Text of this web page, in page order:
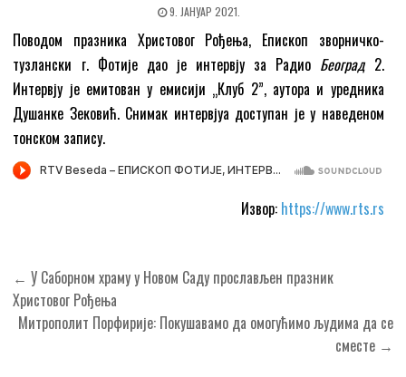
9. ЈАНУАР 2021.
Поводом празника Христовог Рођења, Епископ зворничко-
тузлански г. Фотије дао је интервју за Радио Београд2.
Интервју је емитован у емисији „Клуб 2”, аутора и уредника
Душанке Зековић. Снимак интервјуа доступан је у наведеном
тонском запису.
Извор: https://www.rts.rs
Кретање
чланка
← У Саборном храму у Новом Саду прослављен празник
Христовог Рођења
Митрополит Порфирије: Покушавамо да омогућимо људима да се
сместе →